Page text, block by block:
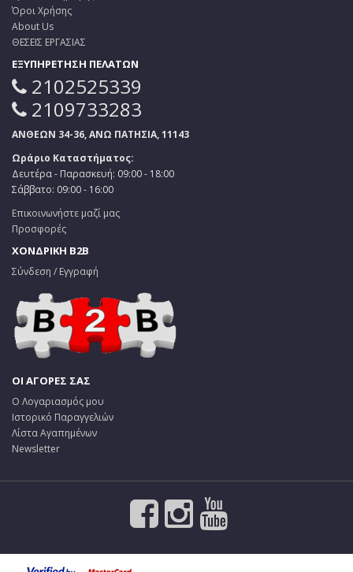
Όροι Χρήσης
About Us
ΘΕΣΕΙΣ ΕΡΓΑΣΙΑΣ
ΕΞΥΠΗΡΕΤΗΣΗ ΠΕΛΑΤΩΝ
2102525339
2109733283
ΑΝΘΕΩΝ 34-36, ΑΝΩ ΠΑΤΗΣΙΑ, 11143
Ωράριο Καταστήματος:
Δευτέρα - Παρασκευή: 09:00 - 18:00
Σάββατο: 09:00 - 16:00
Επικοινωνήστε μαζί μας
Προσφορές
ΧΟΝΔΡΙΚΗ B2B
Σύνδεση / Εγγραφή
ΟΙ ΑΓΟΡΕΣ ΣΑΣ
Ο Λογαριασμός μου
Ιστορικό Παραγγελιών
Λίστα Αγαπημένων
Newsletter